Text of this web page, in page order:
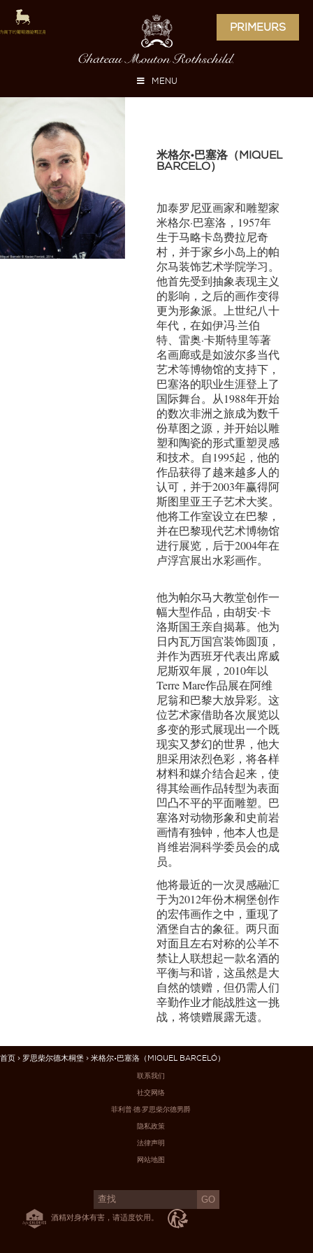
PRIMEURS
MENU
米格尔•巴塞洛（MIQUEL
BARCELÓ）
加泰罗尼亚画家和雕塑家
米格尔·巴塞洛，1957年
生于马略卡岛费拉尼奇
村，并于家乡小岛上的帕
尔马装饰艺术学院学习。
他首先受到抽象表现主义
的影响，之后的画作变得
更为形象派。上世纪八十
年代，在如伊冯·兰伯
特、雷奥·卡斯特里等著
名画廊或是如波尔多当代
艺术等博物馆的支持下，
巴塞洛的职业生涯登上了
国际舞台。从1988年开始
的数次非洲之旅成为数千
份草图之源，并开始以雕
塑和陶瓷的形式重塑灵感
和技术。自1995起，他的
作品获得了越来越多人的
认可，并于2003年赢得阿
斯图里亚王子艺术大奖。
他将工作室设立在巴黎，
并在巴黎现代艺术博物馆
进行展览，后于2004年在
卢浮宫展出水彩画作。
他为帕尔马大教堂创作一
幅大型作品，由胡安·卡
洛斯国王亲自揭幕。他为
日内瓦万国宫装饰圆顶，
并作为西班牙代表出席威
尼斯双年展，2010年以
Terre Mare作品展在阿维
尼翁和巴黎大放异彩。这
位艺术家借助各次展览以
多变的形式展现出一个既
现实又梦幻的世界，他大
胆采用浓烈色彩，将各样
材料和媒介结合起来，使
得其绘画作品转型为表面
凹凸不平的平面雕塑。巴
塞洛对动物形象和史前岩
画情有独钟，他本人也是
肖维岩洞科学委员会的成
员。
他将最近的一次灵感融汇
于为2012年份木桐堡创作
的宏伟画作之中，重现了
酒堡自古的象征。两只面
对面且左右对称的公羊不
禁让人联想起一款名酒的
平衡与和谐，这虽然是大
自然的馈赠，但仍需人们
辛勤作业才能战胜这一挑
战，将馈赠展露无遗。
首页 > 罗思柴尔德木桐堡 > 米格尔•巴塞洛（MIQUEL BARCELÓ）
联系我们
社交网络
菲利普·德·罗思柴尔德男爵
隐私政策
法律声明
网站地图
酒精对身体有害，请适度饮用。